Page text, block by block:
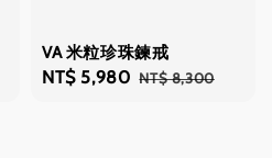
VA 米粒珍珠鍊戒
Sale
NT$ 5,980 Regular
NT$ 8,300